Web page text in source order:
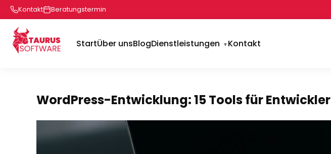
Kontakt Beratungstermin
StartÜber unsBlogDienstleistungen Kontakt
WordPress-Entwicklung: 15 Tools für Entwickler